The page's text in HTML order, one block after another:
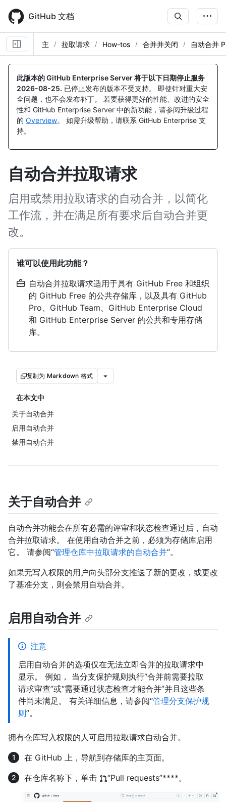
main
content
GitHub 文档
主 拉取请求 How-tos 合并并关闭 自动合并
此版本的 GitHub Enterprise Server 将于以下日期停止服务
2026-08-25. 已停止发布的版本不受支持。 即使针对重大安
全问题，也不会发布补丁。 若要获得更好的性能、改进的安全
性和 GitHub Enterprise Server 中的新功能，请参阅升级过程
的 Overview。 如需升级帮助，请联系 GitHub Enterprise 支
持。
自动合并拉取请求
启用或禁用拉取请求的自动合并，以简化
工作流，并在满足所有要求后自动合并更
改。
谁可以使用此功能？
自动合并拉取请求适用于具有 GitHub Free 和组织
的 GitHub Free 的公共存储库，以及具有 GitHub
Pro、GitHub Team、GitHub Enterprise Cloud
和 GitHub Enterprise Server 的公共和专用存储
库。
复制为 Markdown 格式
在本文中
关于自动合并
启用自动合并
禁用自动合并
关于自动合并
自动合并功能会在所有必需的评审和状态检查通过后，自动
合并拉取请求。 在使用自动合并之前，必须为存储库启用
它。 请参阅“管理仓库中拉取请求的自动合并”。
如果无写入权限的用户向头部分支推送了新的更改，或更改
了基准分支，则会禁用自动合并。
启用自动合并
注意
启用自动合并的选项仅在无法立即合并的拉取请求中
显示。 例如， 当分支保护规则执行“合并前需要拉取
请求审查”或“需要通过状态检查才能合并”并且这些条
件尚未满足。 有关详细信息，请参阅“管理分支保护规
则”。
拥有仓库写入权限的人可启用拉取请求自动合并。
在 GitHub 上，导航到存储库的主页面。
在仓库名称下，单击
“Pull requests”****。